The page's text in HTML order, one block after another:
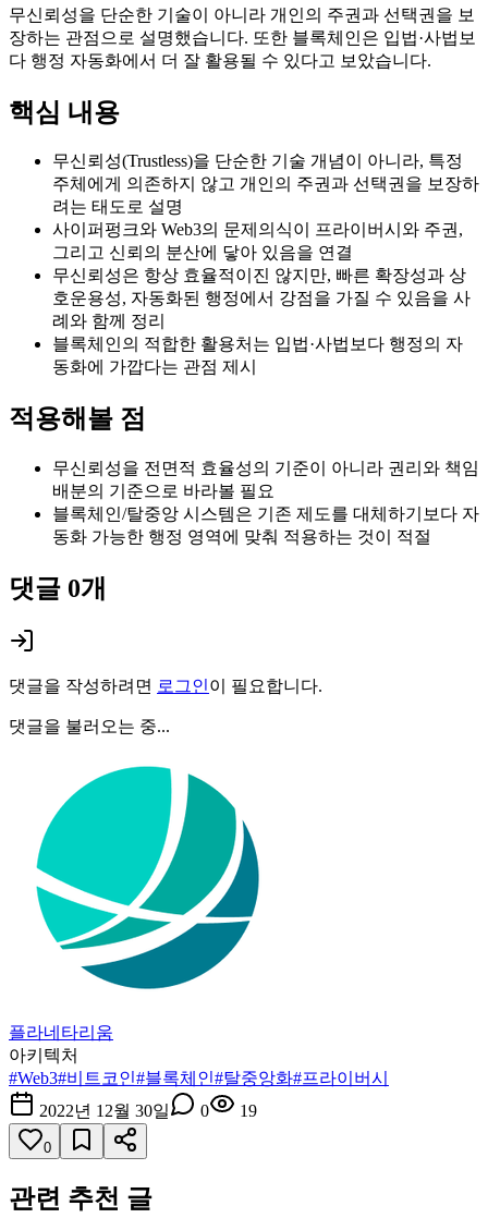
무신뢰성을 단순한 기술이 아니라 개인의 주권과 선택권을 보
장하는 관점으로 설명했습니다. 또한 블록체인은 입법·사법보
다 행정 자동화에서 더 잘 활용될 수 있다고 보았습니다.
핵심 내용
무신뢰성(Trustless)을 단순한 기술 개념이 아니라, 특정
주체에게 의존하지 않고 개인의 주권과 선택권을 보장하
려는 태도로 설명
사이퍼펑크와 Web3의 문제의식이 프라이버시와 주권,
그리고 신뢰의 분산에 닿아 있음을 연결
무신뢰성은 항상 효율적이진 않지만, 빠른 확장성과 상
호운용성, 자동화된 행정에서 강점을 가질 수 있음을 사
례와 함께 정리
블록체인의 적합한 활용처는 입법·사법보다 행정의 자
동화에 가깝다는 관점 제시
적용해볼 점
무신뢰성을 전면적 효율성의 기준이 아니라 권리와 책임
배분의 기준으로 바라볼 필요
블록체인/탈중앙 시스템은 기존 제도를 대체하기보다 자
동화 가능한 행정 영역에 맞춰 적용하는 것이 적절
댓글 0개
댓글을 작성하려면 로그인이 필요합니다.
댓글을 불러오는 중...
플라네타리움
아키텍처
#Web3#비트코인#블록체인#탈중앙화#프라이버시
2022년 12월 30일
0 19
0
관련 추천 글